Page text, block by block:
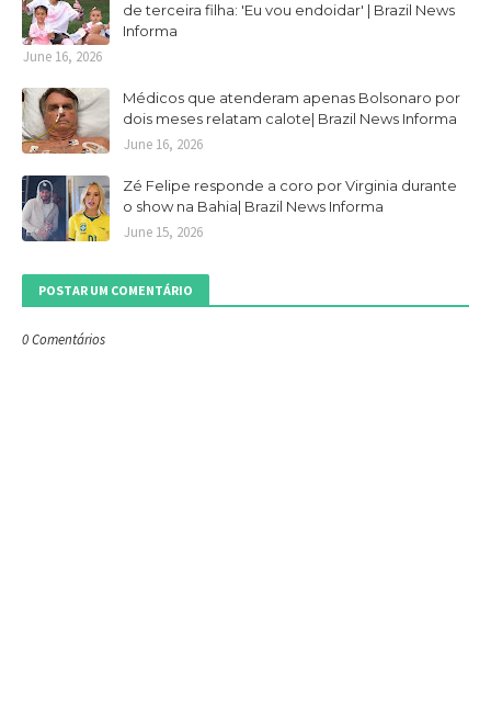
de terceira filha: 'Eu vou endoidar' | Brazil News
Informa
June 16, 2026
Médicos que atenderam apenas Bolsonaro por
dois meses relatam calote| Brazil News Informa
June 16, 2026
Zé Felipe responde a coro por Virginia durante
o show na Bahia| Brazil News Informa
June 15, 2026
POSTAR UM COMENTÁRIO
0 Comentários